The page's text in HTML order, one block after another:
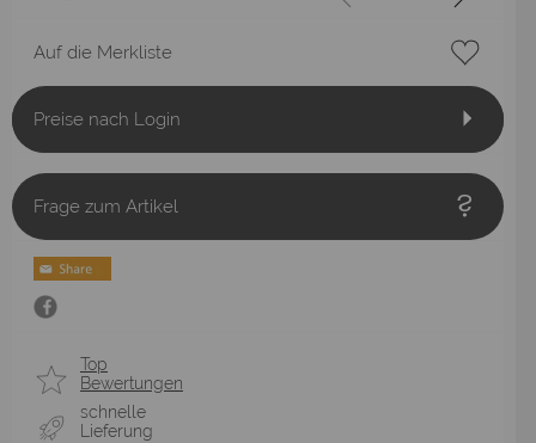
Auf die Merkliste
Preise nach Login
Frage zum Artikel
Top
Bewertungen
schnelle
Lieferung